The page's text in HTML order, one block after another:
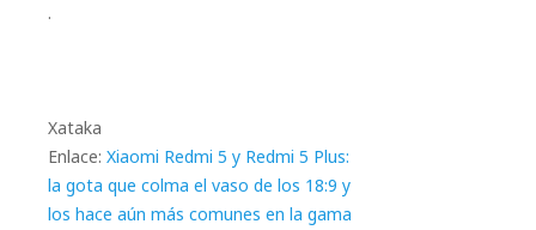
.
Xataka
Enlace: Xiaomi Redmi 5 y Redmi 5 Plus:
la gota que colma el vaso de los 18:9 y
los hace aún más comunes en la gama